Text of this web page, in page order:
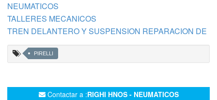
NEUMATICOS
TALLERES MECANICOS
TREN DELANTERO Y SUSPENSION REPARACION DE
PIRELLI
Contactar a :RIGHI HNOS - NEUMATICOS